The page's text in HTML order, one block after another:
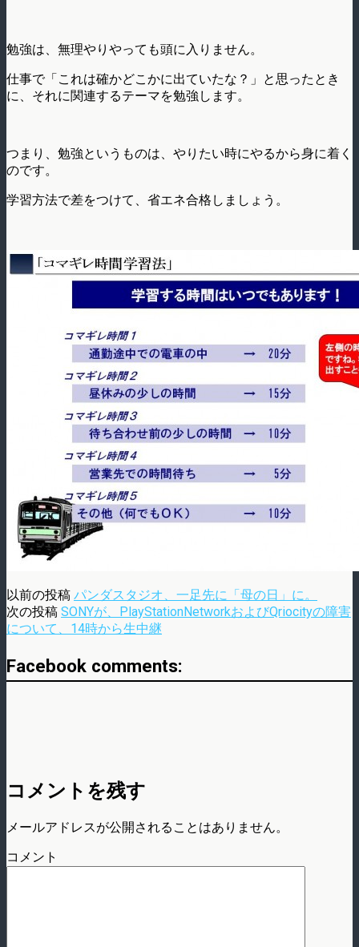
勉強は、無理やりやっても頭に入りません。
仕事で「これは確かどこかに出ていたな？」と思ったとき
に、それに関連するテーマを勉強します。
つまり、勉強というものは、やりたい時にやるから身に着く
のです。
学習方法で差をつけて、省エネ合格しましょう。
以前の投稿 パンダスタジオ、一足先に「母の日」に。
次の投稿 SONYが、PlayStationNetworkおよびQriocityの障害
について、14時から生中継
Facebook comments:
コメントを残す
メールアドレスが公開されることはありません。
コメント